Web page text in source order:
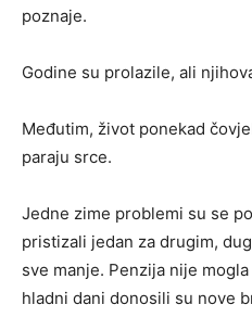
poznaje.
Godine su prolazile, ali
Međutim, život ponekad
paraju srce.
Jedne zime problemi su se
pristizali jedan za drugim,
sve manje. Penzija nije
hladni dani donosili su nove